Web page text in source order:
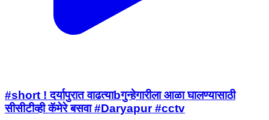
#short ! दर्यापुरात वाढत्याbगुन्हेगारीला आळा घालण्यासाठी
सीसीटीव्ही कॅमेरे बसवा #Daryapur #cctv